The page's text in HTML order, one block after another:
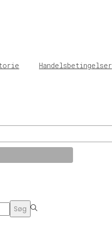
Handelsbetingelser
Søg